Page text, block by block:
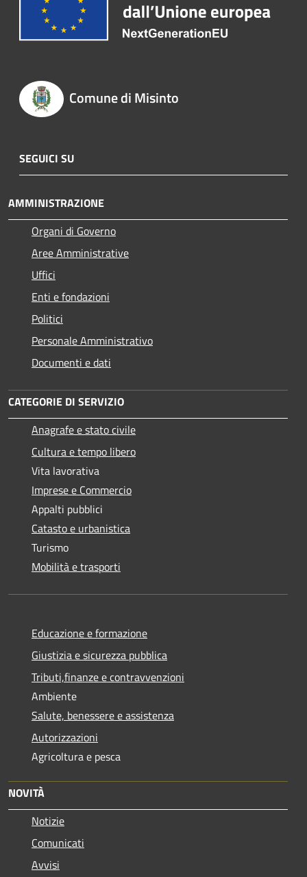
Comune di Misinto
SEGUICI SU
AMMINISTRAZIONE
Organi di Governo
Aree Amministrative
Uffici
Enti e fondazioni
Politici
Personale Amministrativo
Documenti e dati
CATEGORIE DI SERVIZIO
Anagrafe e stato civile
Cultura e tempo libero
Vita lavorativa
Imprese e Commercio
Appalti pubblici
Catasto e urbanistica
Turismo
Mobilità e trasporti
Educazione e formazione
Giustizia e sicurezza pubblica
Tributi,finanze e contravvenzioni
Ambiente
Salute, benessere e assistenza
Autorizzazioni
Agricoltura e pesca
NOVITÀ
Notizie
Comunicati
Avvisi